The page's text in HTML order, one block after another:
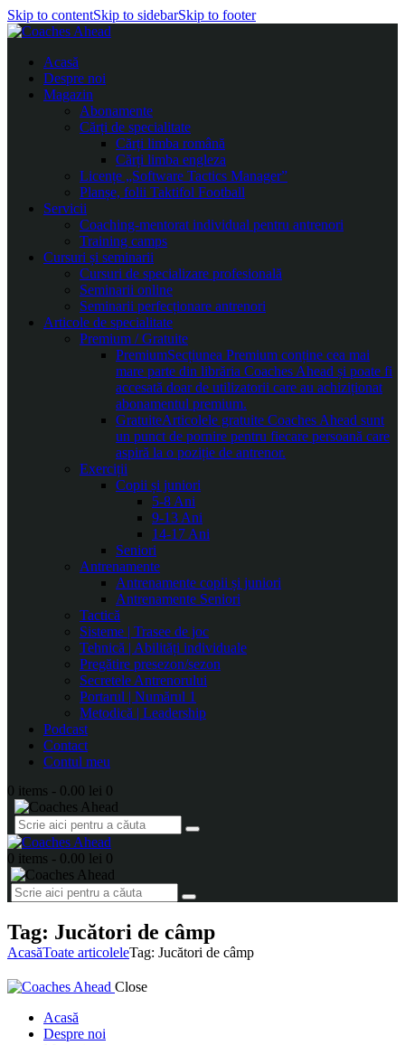
Skip to contentSkip to sidebarSkip to footer
Acasă
Despre noi
Magazin
Abonamente
Cărți de specialitate
Cărți limba română
Cărți limba engleza
Licențe „Software Tactics Manager”
Planșe, folii Taktifol Football
Servicii
Coaching-mentorat individual pentru antrenori
Training camps
Cursuri și seminarii
Cursuri de specializare profesională
Seminarii online
Seminarii perfecționare antrenori
Articole de specialitate
Premium / Gratuite
PremiumSecțiunea Premium conține cea mai
mare parte din librăria Coaches Ahead și poate fi
accesată doar de utilizatorii care au achiziționat
abonamentul premium.
GratuiteArticolele gratuite Coaches Ahead sunt
un punct de pornire pentru fiecare persoană care
aspiră la o poziție de antrenor.
Exerciții
Copii și juniori
5-8 Ani
9-13 Ani
14-17 Ani
Seniori
Antrenamente
Antrenamente copii și juniori
Antrenamente Seniori
Tactică
Sisteme | Trasee de joc
Tehnică | Abilități individuale
Pregătire presezon/sezon
Secretele Antrenorului
Portarul | Numărul 1
Metodică | Leadership
Podcast
Contact
Contul meu
0 items - 0.00 lei 0
0 items - 0.00 lei 0
Tag: Jucători de câmp
AcasăToate articoleleTag: Jucători de câmp
Close
Acasă
Despre noi